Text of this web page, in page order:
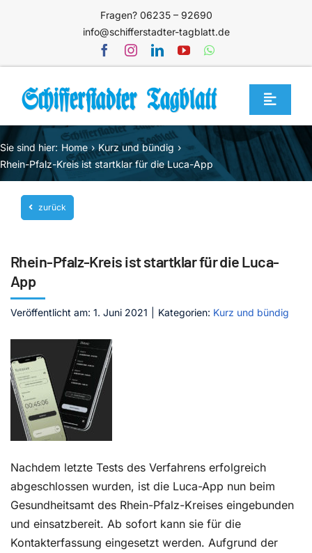
Fragen? 06235 – 92690
info@schifferstadter-tagblatt.de
Toggle
Home
Themen
Blog
Unternehmen
Mediathek
Jetzt abonnieren
Sie sind hier: Home
Kurz und bündig
Rhein-Pfalz-Kreis ist startklar für die Luca-App
zurück
Rhein-Pfalz-Kreis ist startklar für die Luca-
App
Veröffentlicht am: 1. Juni 2021 Kategorien: Kurz und bündig
Nachdem letzte Tests des Verfahrens erfolgreich
abgeschlossen wurden, ist die Luca-App nun beim
Gesundheitsamt des Rhein-Pfalz-Kreises eingebunden
und einsatzbereit. Ab sofort kann sie für die
Kontakterfassung eingesetzt werden. Aufgrund der